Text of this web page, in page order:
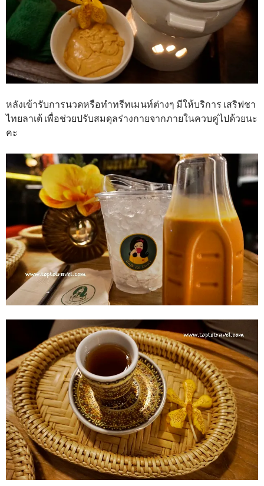
หลังเข้ารับการนวดหรือทำทรีทเมนท์ต่างๆ มีให้บริการ เสริฟชา
ไทยลาเต้ เพื่อช่วยปรับสมดุลร่างกายจากภายในควบคู่ไปด้วยนะ
คะ